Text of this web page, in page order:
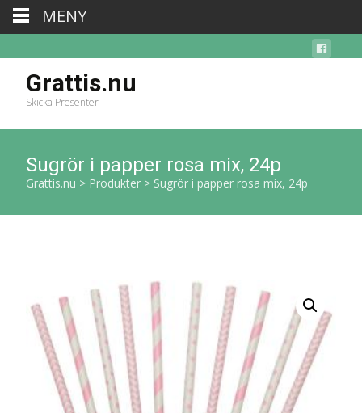
Grattis.nu
Skicka Presenter
Sugrör i papper rosa mix, 24p
Grattis.nu > Produkter > Sugrör i papper rosa mix, 24p
MENY